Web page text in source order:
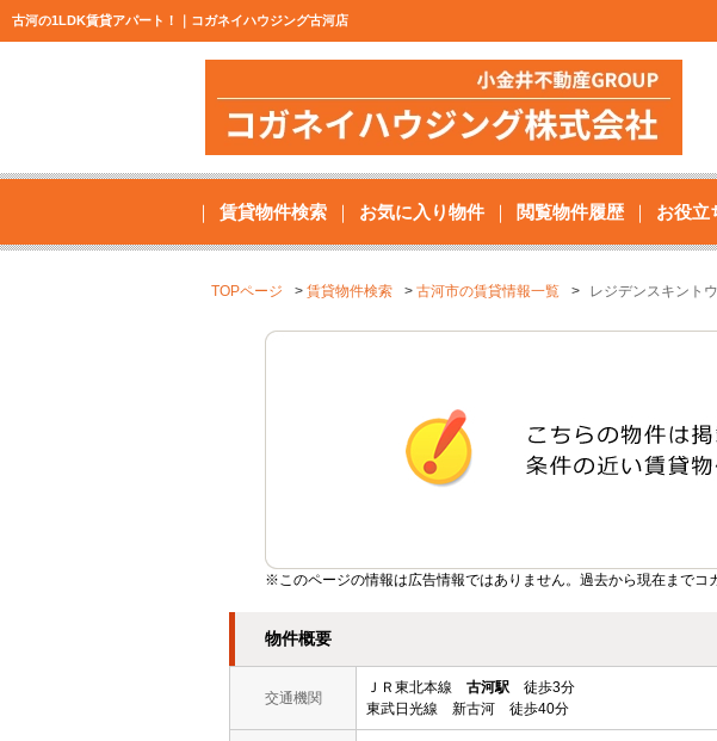
古河の1LDK賃貸アパート！｜コガネイハウジング古河店
賃貸物件検索 お気に入り物件 閲覧物件履歴 お役立
TOPページ 賃貸物件検索 古河市の賃貸情報一覧 レジデンスキント
※このページの情報は広告情報ではありません。過去から現在までコ
物件概要
交通機関
ＪＲ東北本線 古河駅 徒歩3分
東武日光線 新古河 徒歩40分